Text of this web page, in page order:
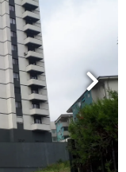
3
Next